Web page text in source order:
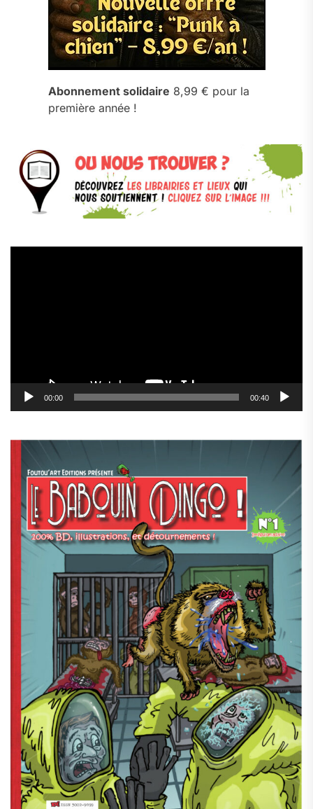
Abonnement solidaire 8,99 € pour la
première année !
00:00 00:40